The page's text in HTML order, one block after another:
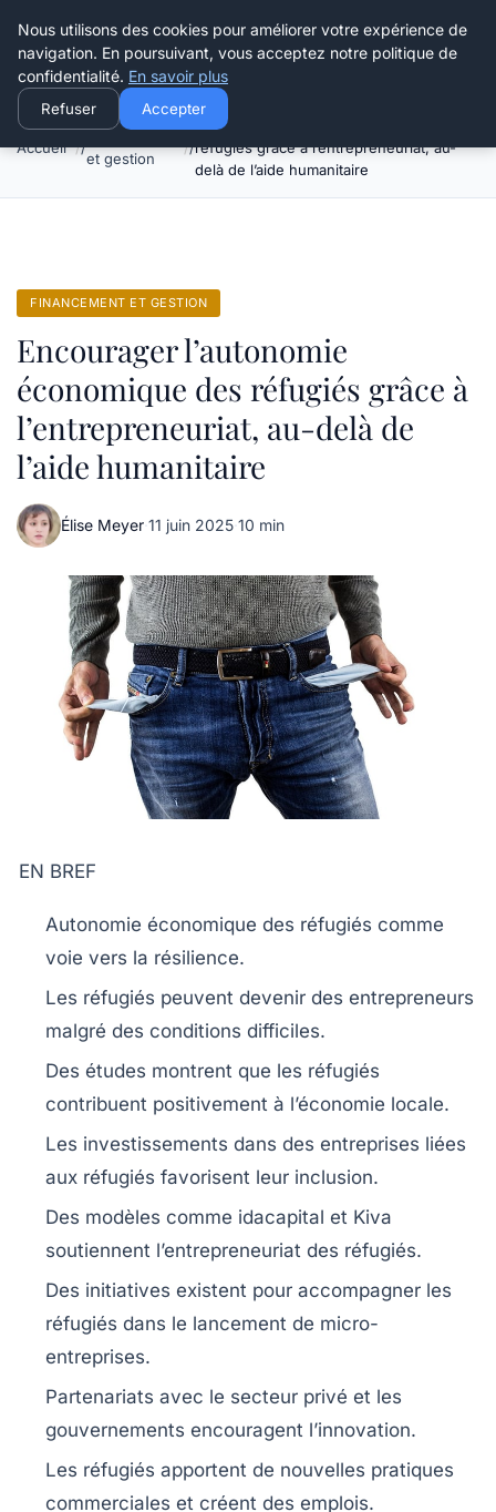
Henry Panky
Accueil
et gestion
Encourager l’autonomie économique des
réfugiés grâce à l’entrepreneuriat, au-
delà de l’aide humanitaire
FINANCEMENT ET GESTION
Encourager l’autonomie
économique des réfugiés grâce à
l’entrepreneuriat, au-delà de
l’aide humanitaire
Élise Meyer·11 juin 2025·10 min
EN BREF
Autonomie économique des réfugiés comme
voie vers la résilience.
Les réfugiés peuvent devenir des entrepreneurs
malgré des conditions difficiles.
Des études montrent que les réfugiés
contribuent positivement à l’économie locale.
Les investissements dans des entreprises liées
aux réfugiés favorisent leur inclusion.
Des modèles comme idacapital et Kiva
soutiennent l’entrepreneuriat des réfugiés.
Des initiatives existent pour accompagner les
réfugiés dans le lancement de micro-
entreprises.
Partenariats avec le secteur privé et les
gouvernements encouragent l’innovation.
Les réfugiés apportent de nouvelles pratiques
commerciales et créent des emplois.
Nous utilisons des cookies pour améliorer votre expérience de
navigation. En poursuivant, vous acceptez notre politique de
confidentialité. En savoir plus
Refuser Accepter